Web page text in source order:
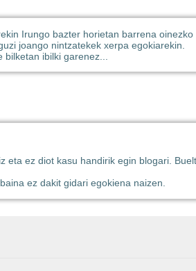
Irungo bazter horietan barrena
joango nintzatekek xerpa egokiarekin.
ibilki garenez...
eta ez diot kasu handirik egin blogari.
ez dakit gidari egokiena naizen.